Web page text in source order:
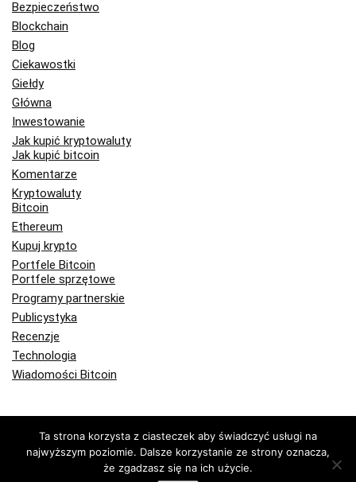
Bezpieczeństwo
Blockchain
Blog
Ciekawostki
Giełdy
Główna
Inwestowanie
Jak kupić kryptowaluty
Jak kupić bitcoin
Komentarze
Kryptowaluty
Bitcoin
Ethereum
Kupuj krypto
Portfele Bitcoin
Portfele sprzętowe
Programy partnerskie
Publicystyka
Recenzje
Technologia
Wiadomości Bitcoin
Ta strona korzysta z ciasteczek aby świadczyć usługi na
najwyższym poziomie. Dalsze korzystanie ze strony oznacza,
że zgadzasz się na ich użycie.